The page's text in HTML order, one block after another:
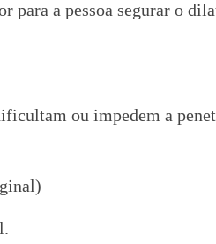
para a pessoa segurar o
ou impedem a